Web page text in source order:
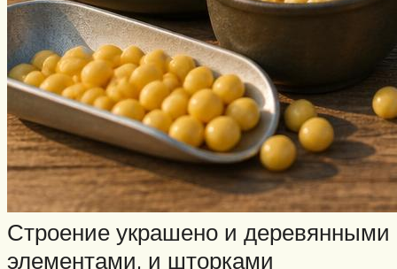
Строение украшено и деревянными
элементами, и шторками